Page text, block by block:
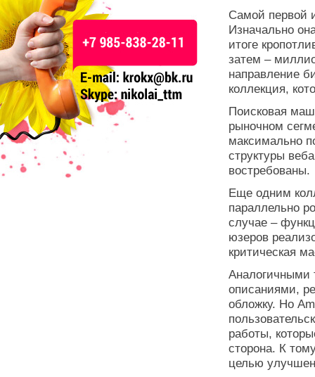
Самой первой
Изначально
итоге
затем –
направление
коллекция,
Поисковая
рыночном
максимально
структуры
востребованы.
Еще одним
параллельно
случае –
юзеров
критическая
Аналогичными
описаниями,
обложку. Но
работы,
сторона. К
целью